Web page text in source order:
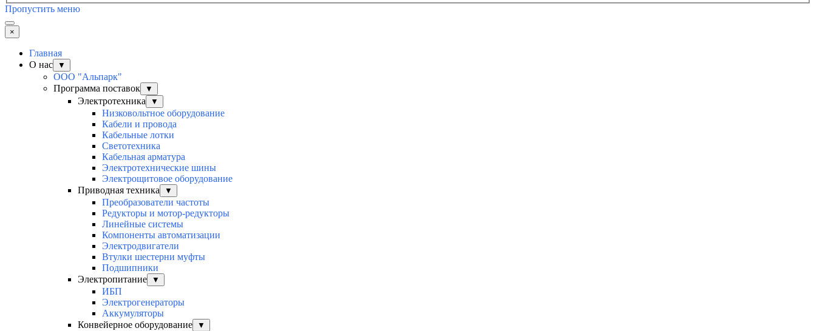
Пропустить меню
×
Главная
О нас
▼
ООО "Альпарк"
Программа поставок
▼
Электротехника ▼
Низковольтное оборудование
Кабели и провода
Кабельные лотки
Светотехника
Кабельная арматура
Электротехнические шины
Электрощитовое оборудование
Приводная техника
▼
Преобразователи частоты
Редукторы и мотор-редукторы
Линейные системы
Компоненты автоматизации
Электродвигатели
Втулки шестерни муфты
Подшипники
Электропитание
▼
ИБП
Электрогенераторы
Аккумуляторы
Конвейерное оборудование
▼